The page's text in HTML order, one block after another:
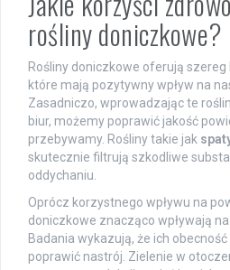
rośliny doniczkowe?
Rośliny doniczkowe oferują
które mają pozytywny wpływ na
Zasadniczo, wprowadzając te
biur, możemy poprawić jakość
przebywamy. Rośliny takie jak
skutecznie filtrują szkodliwe
oddychaniu.
Oprócz korzystnego wpływu na
doniczkowe znacząco wpływają
Badania wykazują, że ich
poprawić nastrój. Zielenie w